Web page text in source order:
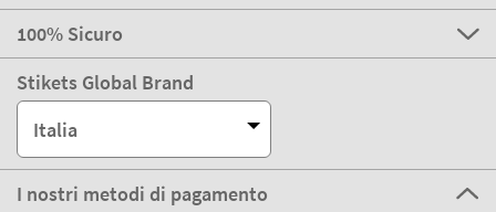
100% Sicuro
Stikets Global Brand
Italia
I nostri metodi di pagamento